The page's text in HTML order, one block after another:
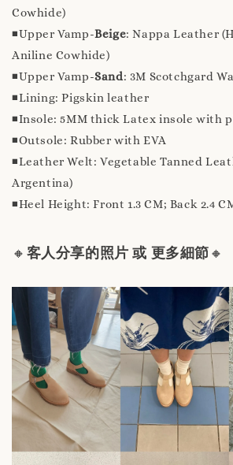
Cowhide)
◾️Upper Vamp-Beige: Nappa Leather
Aniline Cowhide)
◾️Upper Vamp-Sand: 3M Scotchgard
◾️Lining: Pigskin leather
◾️Insole: 5MM thick Latex insole with
◾️Outsole: Rubber with EVA
◾️Leather Welt: Vegetable Tanned
Argentina)
◾️Heel Height: Front 1.3 CM; Back 2.4
🔸 客人分享的照片 或 更多細節 🔸